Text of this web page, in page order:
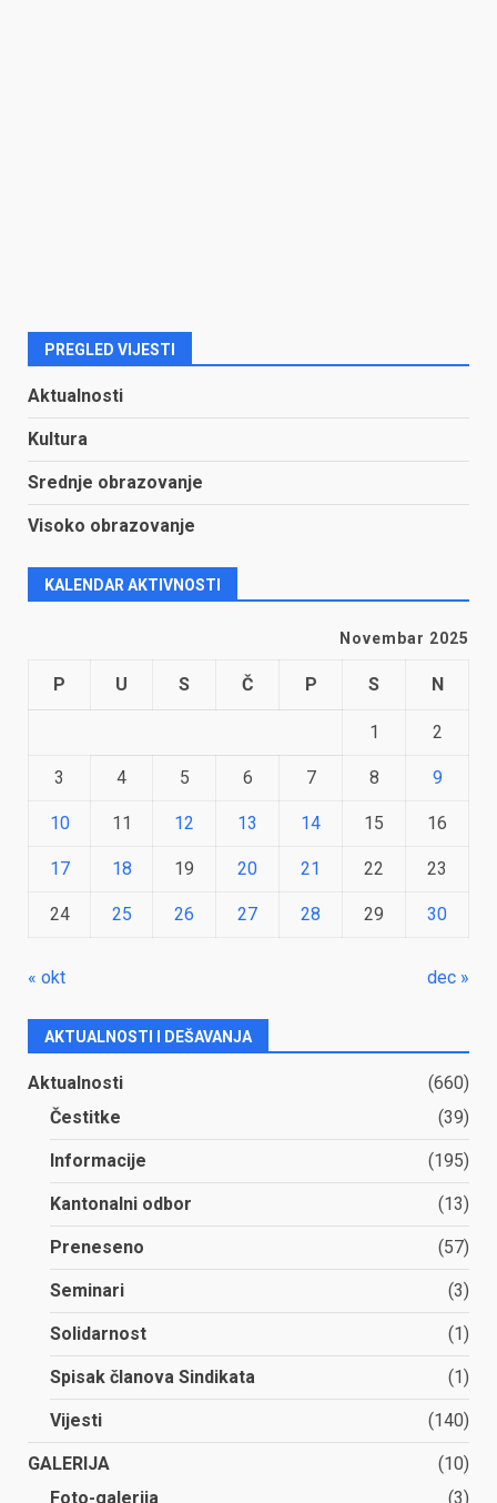
PREGLED VIJESTI
Aktualnosti
Kultura
Srednje obrazovanje
Visoko obrazovanje
KALENDAR AKTIVNOSTI
Novembar 2025
P U S Č P S N
1 2
3 4 5 6 7 8 9
10 11 12 13 14 15 16
17 18 19 20 21 22 23
24 25 26 27 28 29 30
« okt dec »
AKTUALNOSTI I DEŠAVANJA
Aktualnosti
(660)
Čestitke
(39)
Informacije (195)
Kantonalni odbor (13)
Preneseno (57)
Seminari (3)
Solidarnost (1)
Spisak članova Sindikata (1)
Vijesti (140)
GALERIJA
(10)
Foto-galerija
(3)